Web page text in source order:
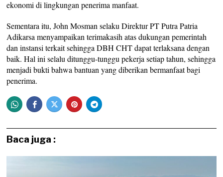
ekonomi di lingkungan penerima manfaat.
Sementara itu, John Mosman selaku Direktur PT Putra Patria
Adikarsa menyampaikan terimakasih atas dukungan pemerintah
dan instansi terkait sehingga DBH CHT dapat terlaksana dengan
baik. Hal ini selalu ditunggu-tunggu pekerja setiap tahun, sehingga
menjadi bukti bahwa bantuan yang diberikan bermanfaat bagi
penerima.
Baca juga :